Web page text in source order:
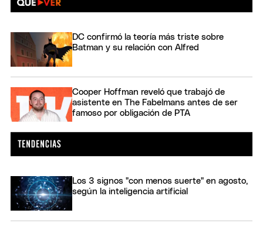
DC confirmó la teoría más triste sobre
Batman y su relación con Alfred
Cooper Hoffman reveló que trabajó de
asistente en The Fabelmans antes de ser
famoso por obligación de PTA
Los 3 signos "con menos suerte" en agosto,
según la inteligencia artificial